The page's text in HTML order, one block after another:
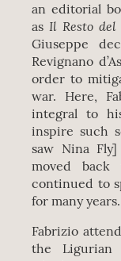
an editorial
asIl Resto
Giuseppe
Revignano
order to
war. Here,
integral to
inspire such
saw Nina
moved
continued to
for many years.
Fabrizio
the Ligurian